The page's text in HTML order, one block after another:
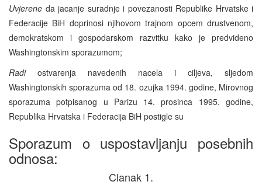
Uvjerene da jacanje suradnje i povezanosti Republike Hrvatske i
Federacije BiH doprinosi njihovom trajnom opcem drustvenom,
demokratskom i gospodarskom razvitku kako je predvideno
Washingtonskim sporazumom;
Radiostvarenja navedenih nacela i ciljeva, sljedom
Washingtonskih sporazuma od 18. ozujka 1994. godine, Mirovnog
sporazuma potpisanog u Parizu 14. prosinca 1995. godine,
Republika Hrvatska i Federacija BiH postigle su
Sporazum o uspostavljanju posebnih
odnosa:
Clanak 1.